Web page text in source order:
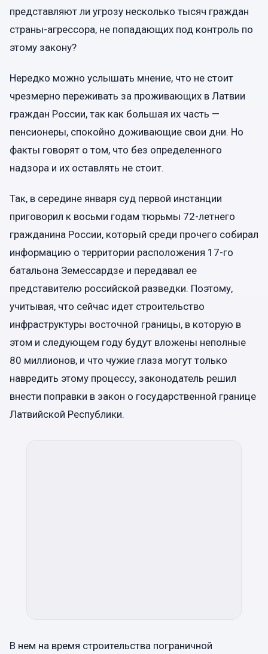
представляют ли угрозу несколько тысяч граждан
страны-агрессора, не попадающих под контроль по
этому закону?
Нередко можно услышать мнение, что не стоит
чрезмерно переживать за проживающих в Латвии
граждан России, так как большая их часть —
пенсионеры, спокойно доживающие свои дни. Но
факты говорят о том, что без определенного
надзора и их оставлять не стоит.
Так, в середине января суд первой инстанции
приговорил к восьми годам тюрьмы 72-летнего
гражданина России, который среди прочего собирал
информацию о территории расположения 17-го
батальона Земессардзе и передавал ее
представителю российской разведки. Поэтому,
учитывая, что сейчас идет строительство
инфраструктуры восточной границы, в которую в
этом и следующем году будут вложены неполные
80 миллионов, и что чужие глаза могут только
навредить этому процессу, законодатель решил
внести поправки в закон о государственной границе
Латвийской Республики.
В нем на время строительства пограничной